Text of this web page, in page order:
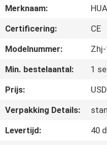
CONTACTEER
NIEUWS
VERZOEK
Merknaam:
Certificering:
CE
Modelnummer:
Min. bestelaantal:
1
Prijs:
Verpakking Details:
Levertijd:
40